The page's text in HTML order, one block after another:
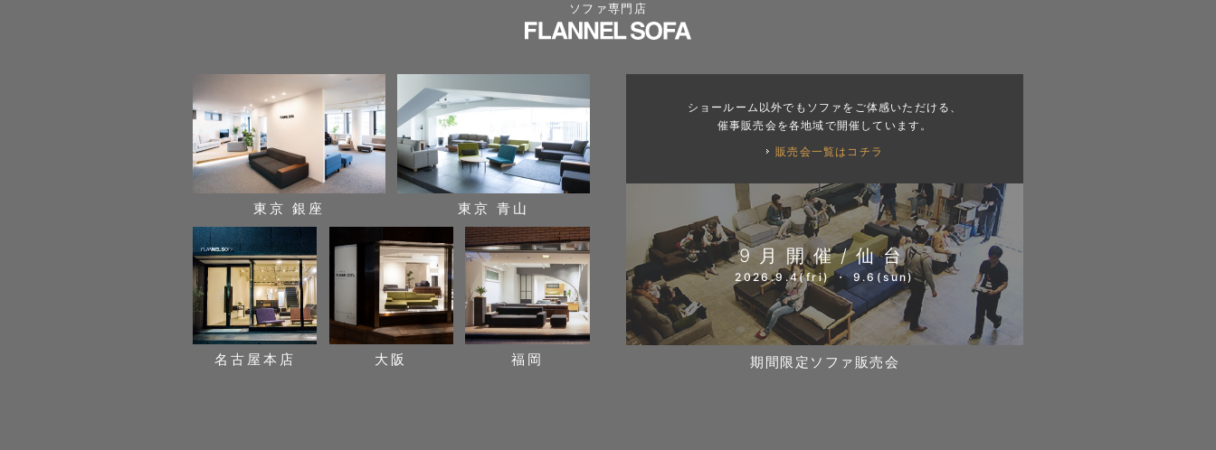
ソファ専門店
東京 銀座 東京 青山
名古屋本店 大阪 福岡
ショールーム以外でもソファをご体感いただける、
催事販売会を各地域で開催しています。
販売会一覧はコチラ
9月開催/仙台
2026.9.4(fri) ・ 9.6(sun)
期間限定ソファ販売会